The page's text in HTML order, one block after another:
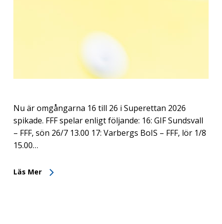
Nu är omgångarna 16 till 26 i Superettan 2026
spikade. FFF spelar enligt följande: 16: GIF Sundsvall
– FFF, sön 26/7 13.00 17: Varbergs BoIS – FFF, lör 1/8
15.00…
Läs Mer